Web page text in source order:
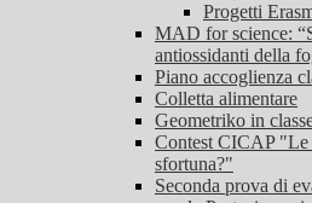
Progetti
MAD for science:
antiossidanti della
Piano accoglienza
Colletta alimentare
Geometriko in
Contest CICAP "Le
sfortuna?"
Seconda prova di